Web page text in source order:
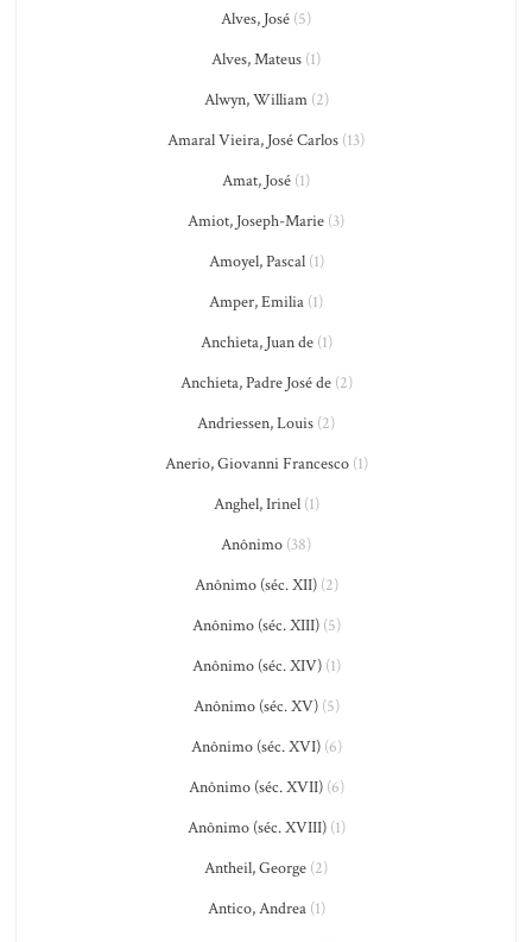
Alves, José (5)
Alves, Mateus (1)
Alwyn, William(2)
Amaral Vieira, José Carlos (13)
Amat, José (1)
Amiot, Joseph-Marie (3)
Amoyel, Pascal(1)
Amper, Emilia (1)
Anchieta, Juan de(1)
Anchieta, Padre José de(2)
Andriessen, Louis (2)
Anerio, Giovanni Francesco(1)
Anghel, Irinel(1)
Anônimo (38)
Anônimo (séc. XII)(2)
Anônimo (séc. XIII)(5)
Anônimo (séc. XIV)(1)
Anônimo (séc. XV)(5)
Anônimo (séc. XVI)(6)
Anônimo (séc. XVII)(6)
Anônimo (séc. XVIII)(1)
Antheil, George (2)
Antico, Andrea(1)